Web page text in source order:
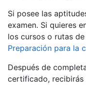
Si posee las
examen. Si quieres
los cursos o rutas
Preparación para la
Después de
certificado, recibirás